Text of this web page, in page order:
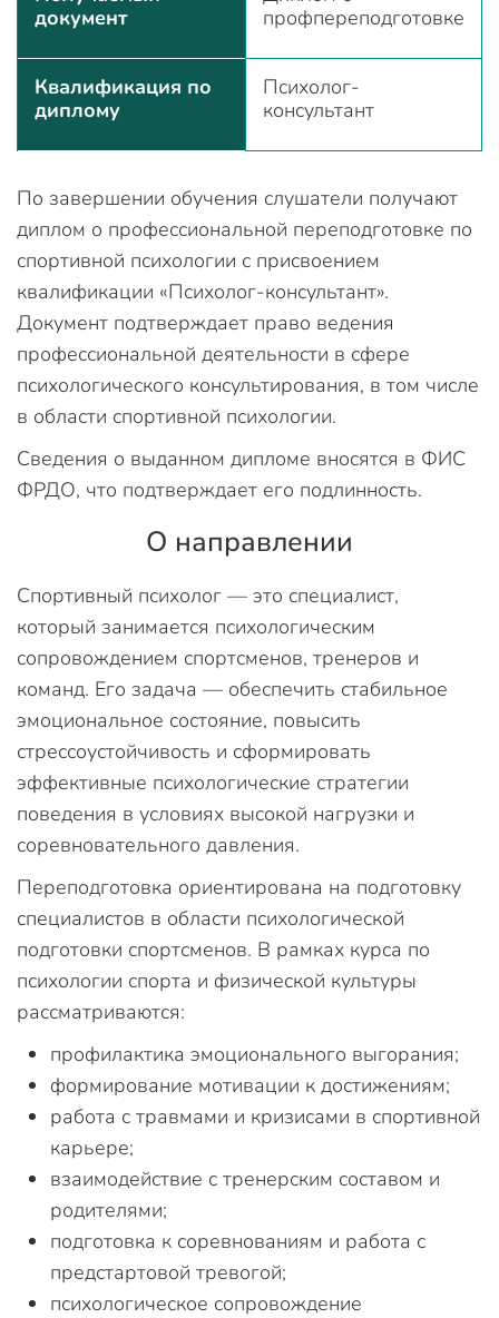
документ
профпереподготовке
Квалификация по
диплому
Психолог-
консультант
По завершении обучения слушатели получают
диплом о профессиональной переподготовке по
спортивной психологии с присвоением
квалификации «Психолог-консультант».
Документ подтверждает право ведения
профессиональной деятельности в сфере
психологического консультирования, в том числе
в области спортивной психологии.
Сведения о выданном дипломе вносятся в ФИС
ФРДО, что подтверждает его подлинность.
О направлении
Спортивный психолог — это специалист,
который занимается психологическим
сопровождением спортсменов, тренеров и
команд. Его задача — обеспечить стабильное
эмоциональное состояние, повысить
стрессоустойчивость и сформировать
эффективные психологические стратегии
поведения в условиях высокой нагрузки и
соревновательного давления.
Переподготовка ориентирована на подготовку
специалистов в области психологической
подготовки спортсменов. В рамках курса по
психологии спорта и физической культуры
рассматриваются:
профилактика эмоционального выгорания;
формирование мотивации к достижениям;
работа с травмами и кризисами в спортивной
карьере;
взаимодействие с тренерским составом и
родителями;
подготовка к соревнованиям и работа с
предстартовой тревогой;
психологическое сопровождение